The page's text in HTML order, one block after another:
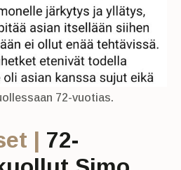
72-vuotias.
| 72-